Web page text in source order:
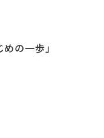
の一歩」